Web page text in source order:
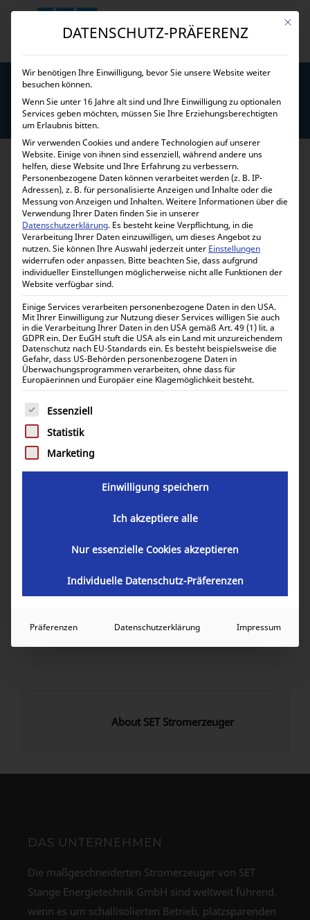
BLOG
STROMERZEUGER – R –
WIE RACK
R = RACK
Technikräume in Container oder Fahrzeugen sind
meist im Platzbedarf beschränkt.
Viel Platz für die Anwendung aber wenig Platz für die
Beim Produkt Camino DSR / DSRMIL sind die
Rahmen verbaut (Rack). Optional kann ein Tank
untergebaut werden.
About SET Stromerzeuger
DAS UNTERNEHMEN
Die maßgeschneiderten Stromerzeuger von SET
Stange Energietechnik GmbH sind weltweit führend,
wenn es um schallisolierten Betrieb, platzsparenden
Mit
DATENSCHUTZ-PRÄFERENZ
Wir benötigen Ihre Einwilligung, bevor Sie unsere Website weiter
besuchen können.
Wenn Sie unter 16 Jahre alt sind und Ihre Einwilligung zu optionalen
Services geben möchten, müssen Sie Ihre Erziehungsberechtigten
um Erlaubnis bitten.
Wir verwenden Cookies und andere Technologien auf unserer
Website. Einige von ihnen sind essenziell, während andere uns
helfen, diese Website und Ihre Erfahrung zu verbessern.
Personenbezogene Daten können verarbeitet werden (z. B. IP-
Adressen), z. B. für personalisierte Anzeigen und Inhalte oder die
Messung von Anzeigen und Inhalten.Weitere Informationen über die
Verwendung Ihrer Daten finden Sie in unserer
Datenschutzerklärung. Es besteht keine Verpflichtung, in die
Verarbeitung Ihrer Daten einzuwilligen, um dieses Angebot zu
nutzen.Sie können Ihre Auswahl jederzeit unter Einstellungen
widerrufen oder anpassen. Bitte beachten Sie, dass aufgrund
individueller Einstellungen möglicherweise nicht alle Funktionen der
Website verfügbar sind.
Einige Services verarbeiten personenbezogene Daten in den USA.
Mit Ihrer Einwilligung zur Nutzung dieser Services willigen Sie auch
in die Verarbeitung Ihrer Daten in den USA gemäß Art. 49 (1) lit. a
GDPR ein. Der EuGH stuft die USA als ein Land mit unzureichendem
Datenschutz nach EU-Standards ein. Es besteht beispielsweise die
Gefahr, dass US-Behörden personenbezogene Daten in
Überwachungsprogrammen verarbeiten, ohne dass für
Europäerinnen und Europäer eine Klagemöglichkeit besteht.
Es folgt eine Liste der Service-Gruppen, für die eine
Essenziell
Statistik
Marketing
Einwilligung speichern
Ich akzeptiere alle
Nur essenzielle Cookies akzeptieren
Individuelle Datenschutz-Präferenzen
Präferenzen Datenschutzerklärung Impressum